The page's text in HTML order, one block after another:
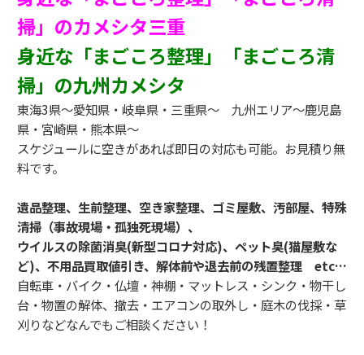
掃」のカメシタ三重
身近な「まごころ整理」「まごころ清
掃」の九州カメシタ
東海3県～愛知県・岐阜県・三重県～ 九州エリア～鹿児島
県・宮崎県・熊本県～
スケジュールに空きがあれば即日の対応も可能。お見積り無
料です。
遺品整理、生前整理、空き家整理、ゴミ屋敷、汚部屋、特殊
清掃（事故現場・孤独死現場）、
ウイルスの除菌消臭(新型コロナ対応)、ペット臭(猫屋敷な
ど)、不用品買取値引き、解体前や退去前の残置整理 etc…
自転車・バイク・仏壇・神棚・マットレス・シンク・物干し
台・物置の解体、撤去・エアコンの取外し・庭木の伐採・草
刈りなどなんでもご相談ください！